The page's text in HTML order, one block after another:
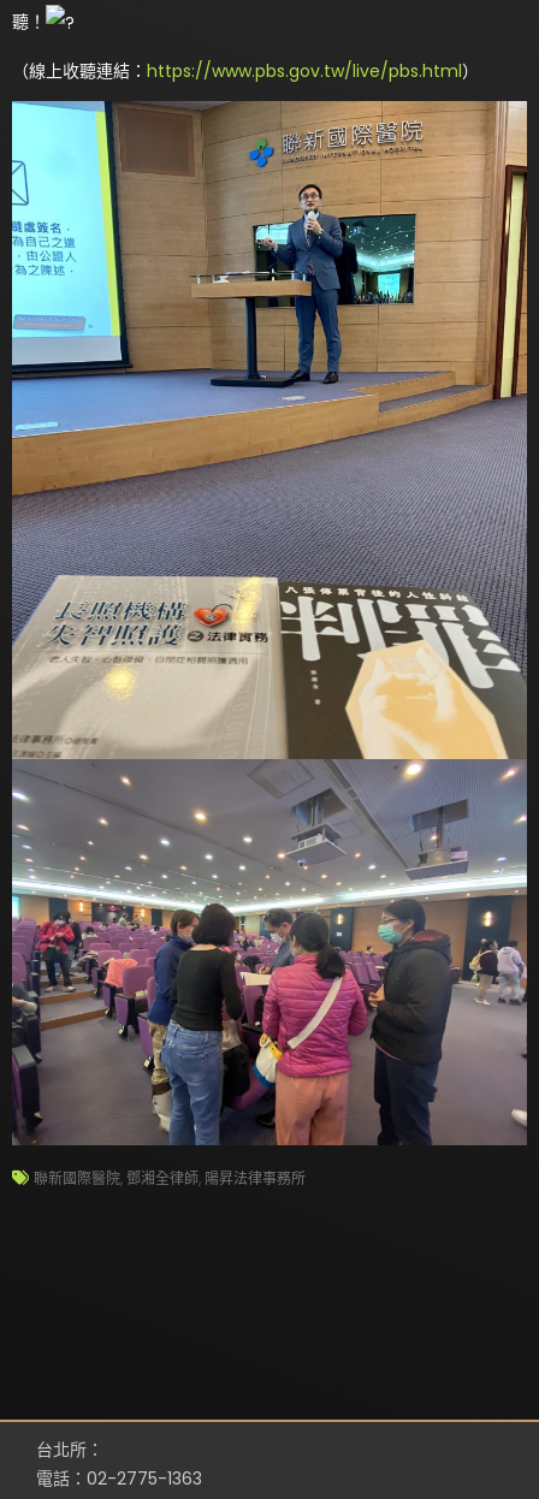
聽！
（線上收聽連結： https://www.pbs.gov.tw/live/pbs.html）
聯新國際醫院, 鄧湘全律師, 陽昇法律事務所
台北所：
電話：02-2775-1363